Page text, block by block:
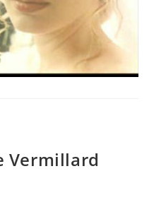
Vermillard